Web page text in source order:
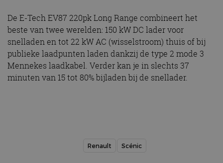
De E-Tech EV87 220pk Long Range combineert het
beste van twee werelden: 150 kW DC lader voor
snelladen en tot 22 kW AC (wisselstroom) thuis of bij
publieke laadpunten laden dankzij de type 2 mode 3
Mennekes laadkabel. Verder kan je in slechts 37
minuten van 15 tot 80% bijladen bij de snellader.
Renault Scénic